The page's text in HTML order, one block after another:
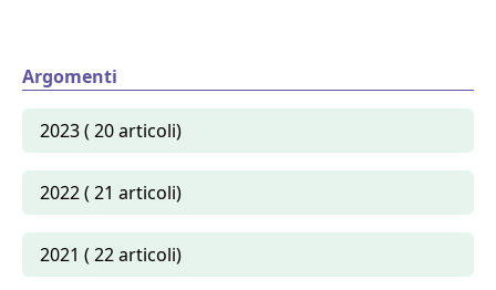
Argomenti
2023 ( 20 articoli)
2022 ( 21 articoli)
2021 ( 22 articoli)